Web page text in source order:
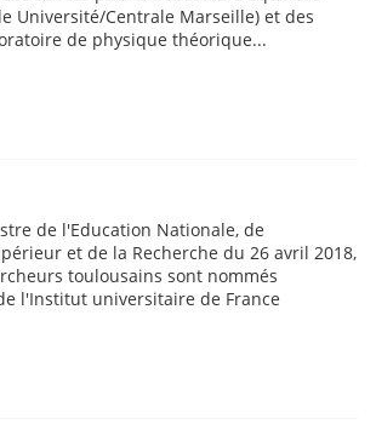
Université/Centrale Marseille) et des
de physique théorique...
de l'Education Nationale, de
et de la Recherche du 26 avril 2018,
toulousains sont nommés
l'Institut universitaire de France